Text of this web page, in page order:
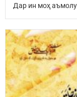
Дар ин моҳ аъмолу